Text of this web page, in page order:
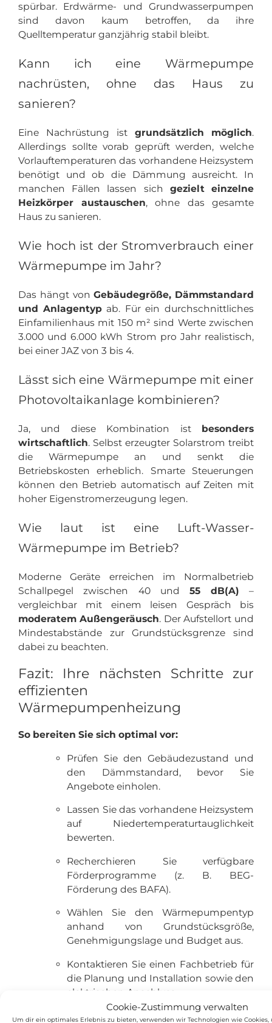
Cookie-Zustimmung verwalten
Um dir ein optimales Erlebnis zu bieten, verwenden wir Technologien wie Cookies,
spürbar. Erdwärme- und Grundwasserpumpen
sind davon kaum betroffen, da ihre
Quelltemperatur ganzjährig stabil bleibt.
Kann ich eine Wärmepumpe
nachrüsten, ohne das Haus zu
sanieren?
Eine Nachrüstung ist grundsätzlich möglich.
Allerdings sollte vorab geprüft werden, welche
Vorlauftemperaturen das vorhandene Heizsystem
benötigt und ob die Dämmung ausreicht. In
manchen Fällen lassen sich gezielt einzelne
Heizkörper austauschen, ohne das gesamte
Haus zu sanieren.
Wie hoch ist der Stromverbrauch einer
Wärmepumpe im Jahr?
Das hängt vonGebäudegröße, Dämmstandard
und Anlagentypab. Für ein durchschnittliches
Einfamilienhaus mit 150 m² sind Werte zwischen
3.000 und 6.000 kWh Strom pro Jahr realistisch,
bei einer JAZ von 3 bis 4.
Lässt sich eine Wärmepumpe mit einer
Photovoltaikanlage kombinieren?
Ja, und diese Kombination istbesonders
wirtschaftlich. Selbst erzeugter Solarstrom treibt
die Wärmepumpe an und senkt die
Betriebskosten erheblich. Smarte Steuerungen
können den Betrieb automatisch auf Zeiten mit
hoher Eigenstromerzeugung legen.
Wie laut ist eine Luft-Wasser-
Wärmepumpe im Betrieb?
Moderne Geräte erreichen im Normalbetrieb
Schallpegel zwischen 40 und55 dB(A)–
vergleichbar mit einem leisen Gespräch bis
moderatem Außengeräusch. Der Aufstellort und
Mindestabstände zur Grundstücksgrenze sind
dabei zu beachten.
Fazit: Ihre nächsten Schritte zur
effizienten
Wärmepumpenheizung
So bereiten Sie sich optimal vor:
Prüfen Sie den Gebäudezustand und
den Dämmstandard, bevor Sie
Angebote einholen.
Lassen Sie das vorhandene Heizsystem
auf Niedertemperaturtauglichkeit
bewerten.
Recherchieren Sie verfügbare
Förderprogramme (z. B. BEG-
Förderung des BAFA).
Wählen Sie den Wärmepumpentyp
anhand von Grundstücksgröße,
Genehmigungslage und Budget aus.
Kontaktieren Sie einen Fachbetrieb für
die Planung und Installation sowie den
elektrischen Anschluss.
Hagen Energiesysteme begleitet Sie von der